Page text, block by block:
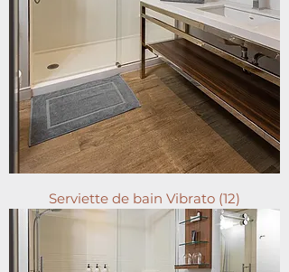
Serviette de bain Vibrato (12)